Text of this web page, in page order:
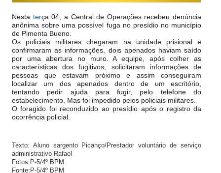
Nesta terça 04, a Central de Operações recebeu denúncia
anônima sobre uma possível fuga no presídio no município
de Pimenta Bueno.
Os policiais militares chegaram na unidade prisional e
confirmaram as informações, dois apenados haviam saído
por uma abertura no muro. A equipe, após colher as
características dos fugitivos, solicitaram informações de
pessoas que estavam próximo e assim conseguiram
localizar um dos apenados dentro de um escritório,
tentando pedir ajuda para fugir, pelo telefone do
estabelecimento, Mas foi impedido pelos policiais militares.
O foragido foi reconduzido ao presídio após o registro da
ocorrência policial.
Texto: Aluno sargento Picanço/Prestador voluntário de serviço
administrativo Rafael
Fotos:P-5/4º BPM
Fonte:P-5/4º BPM